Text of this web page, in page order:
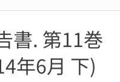
書. 第11巻
年6月 下)